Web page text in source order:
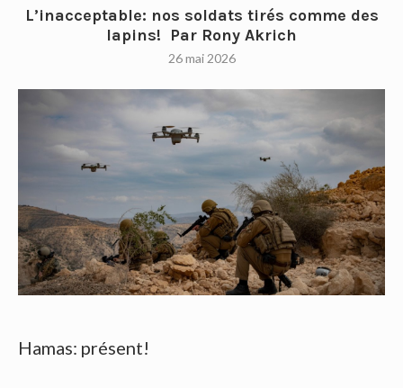
L’inacceptable: nos soldats tirés comme des
lapins! Par Rony Akrich
26 mai 2026
Hamas: présent!